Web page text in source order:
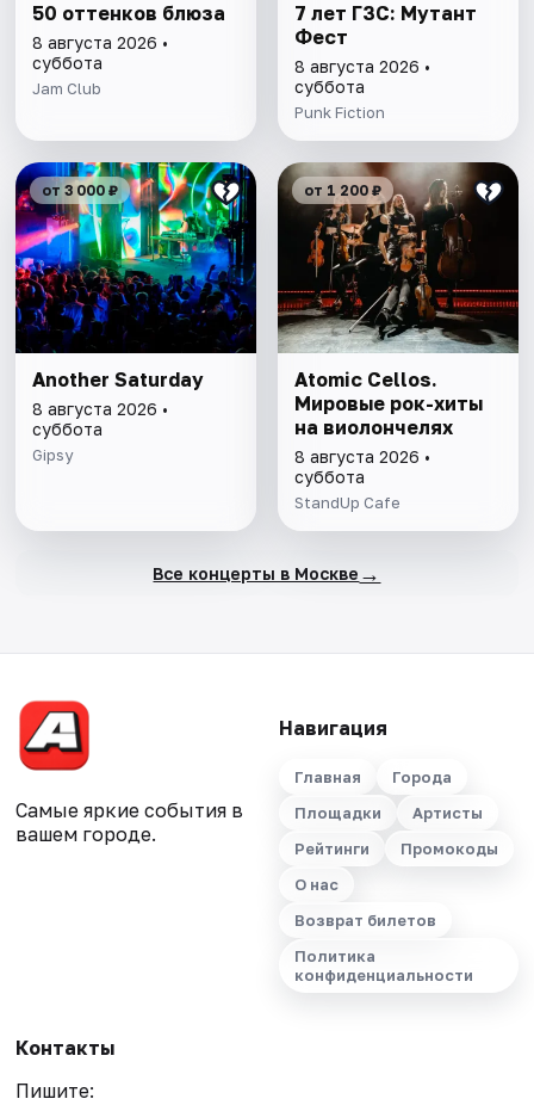
50 оттенков блюза
8 августа 2026 •
суббота
Jam Club
7 лет ГЗС: Мутант
Фест
8 августа 2026 •
суббота
Punk Fiction
от 3 000 ₽
Another Saturday
8 августа 2026 •
суббота
Gipsy
от 1 200 ₽
Atomic Cellos.
Мировые рок-хиты
на виолончелях
8 августа 2026 •
суббота
StandUp Cafe
Все концерты в Москве →
Самые яркие события в
вашем городе.
Навигация
Главная
Города
Площадки
Артисты
Рейтинги
Промокоды
О нас
Возврат билетов
Политика
конфиденциальности
Контакты
Пишите: